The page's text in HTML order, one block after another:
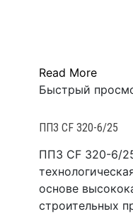
Read More
Быстрый
ППЗ CF 320-6/25
ППЗ CF 320-6/
основе
строительных